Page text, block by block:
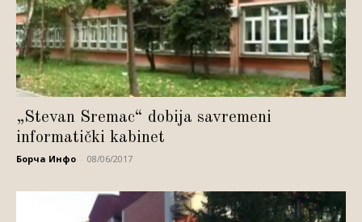
„Stevan Sremac“ dobija savremeni
informatički kabinet
Борча Инфо 08/06/2017